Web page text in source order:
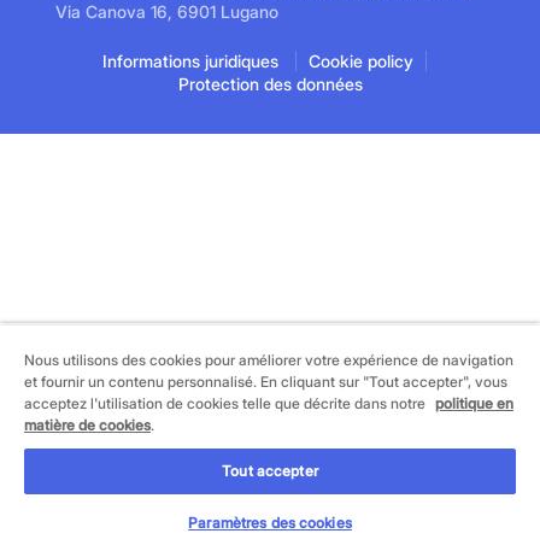
Via Canova 16, 6901 Lugano
Informations juridiques
Cookie policy
Protection des données
Nous utilisons des cookies pour améliorer votre expérience de navigation
et fournir un contenu personnalisé. En cliquant sur "Tout accepter", vous
acceptez l'utilisation de cookies telle que décrite dans notre politique en
matière de cookies.
Tout accepter
Paramètres des cookies